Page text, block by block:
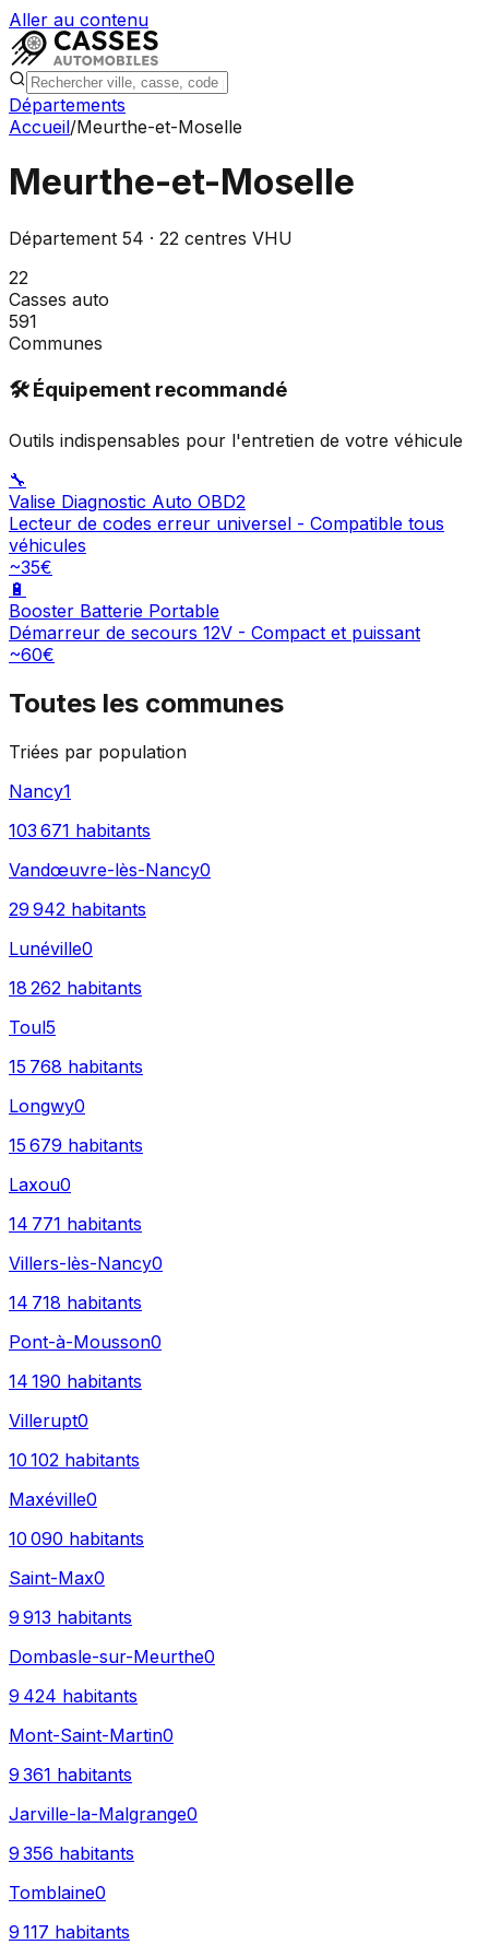
Aller au contenu
Départements
Accueil/Meurthe-et-Moselle
Meurthe-et-Moselle
Département 54 · 22 centres VHU
22
Casses auto
591
Communes
🛠️ Équipement recommandé
Outils indispensables pour l'entretien de votre véhicule
🔧
Valise Diagnostic Auto OBD2
Lecteur de codes erreur universel - Compatible tous
véhicules
~35€
🔋
Booster Batterie Portable
Démarreur de secours 12V - Compact et puissant
~60€
Toutes les communes
Triées par population
Nancy1
103 671 habitants
Vandœuvre-lès-Nancy0
29 942 habitants
Lunéville0
18 262 habitants
Toul5
15 768 habitants
Longwy0
15 679 habitants
Laxou0
14 771 habitants
Villers-lès-Nancy0
14 718 habitants
Pont-à-Mousson0
14 190 habitants
Villerupt0
10 102 habitants
Maxéville0
10 090 habitants
Saint-Max0
9 913 habitants
Dombasle-sur-Meurthe0
9 424 habitants
Mont-Saint-Martin0
9 361 habitants
Jarville-la-Malgrange0
9 356 habitants
Tomblaine0
9 117 habitants